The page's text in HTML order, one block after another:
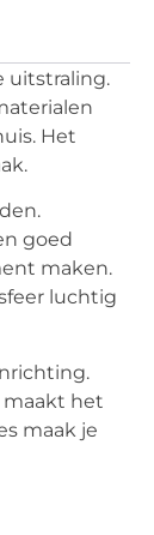
uitstraling.
Het
goed
maken.
luchtig
maakt het
maak je